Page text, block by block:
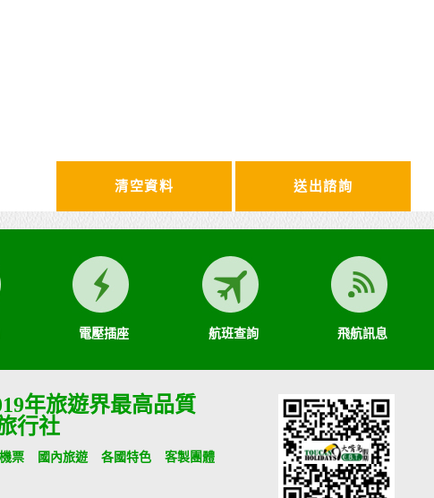
清空資料
電壓插座 航班查詢 飛航訊息
年旅遊界最高品質
行社
票 國內旅遊 各國特色
客製團體